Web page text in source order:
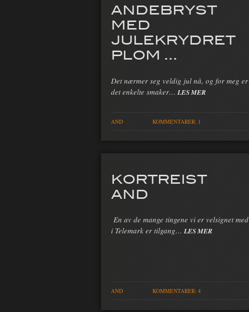
ANDEBRYST
MED
JULEKRYDRET
PLOM ...
Det nærmer seg veldig jul nå, og for meg er
det enkelte smaker… LES MER
AND KOMMENTARER: 1
KORTREIST
AND
En av de mange tingene vi er velsignet med
i Telemark er tilgang… LES MER
AND KOMMENTARER: 4